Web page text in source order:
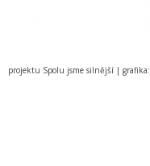
projektu Spolu jsme silnější | grafika: